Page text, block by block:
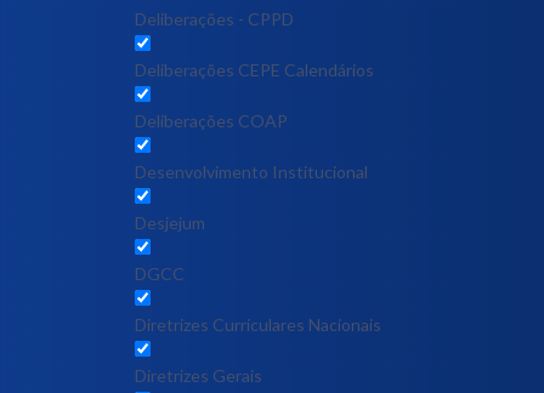
Deliberações - CPPD
Deliberações CEPE Calendários
Deliberações COAP
Desenvolvimento Institucional
Desjejum
DGCC
Diretrizes Curriculares Nacionais
Diretrizes Gerais